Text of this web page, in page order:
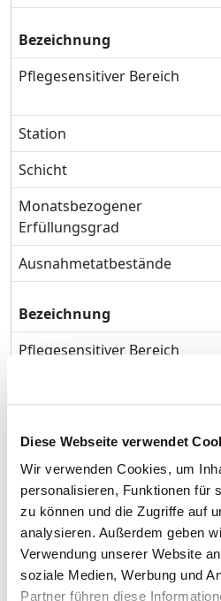
Diese Webseite verwendet
Wir verwenden Cookies, um
personalisieren, Funktionen für
zu können und die Zugriffe auf
analysieren. Außerdem geben
Verwendung unserer Website
soziale Medien, Werbung und
Partner führen diese
Bezeichnung
Pflegesensitiver Bereich
Station
Schicht
Monatsbezogener
Erfüllungsgrad
Ausnahmetatbestände
Bezeichnung
Pflegesensitiver Bereich
Station
Schicht
Monatsbezogener
Erfüllungsgrad
Ausnahmetatbestände
Bezeichnung